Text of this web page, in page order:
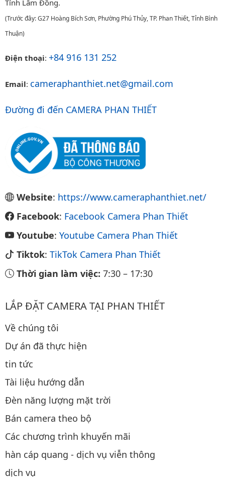
Tỉnh Lâm Đồng.
(Trước đây: G27 Hoàng Bích Sơn, Phường Phú Thủy, TP. Phan Thiết, Tỉnh Bình
Thuận)
Điện thoại: +84 916 131 252
Email: cameraphanthiet.net@gmail.com
Đường đi đến CAMERA PHAN THIẾT
Website: https://www.cameraphanthiet.net/
Facebook: Facebook Camera Phan Thiết
Youtube: Youtube Camera Phan Thiết
Tiktok: TikTok Camera Phan Thiết
Thời gian làm việc: 7:30 – 17:30
LẮP ĐẶT CAMERA TẠI PHAN THIẾT
Về chúng tôi
Dự án đã thực hiện
tin tức
Tài liệu hướng dẫn
Đèn năng lượng mặt trời
Bán camera theo bộ
Các chương trình khuyến mãi
hàn cáp quang - dịch vụ viễn thông
dịch vụ